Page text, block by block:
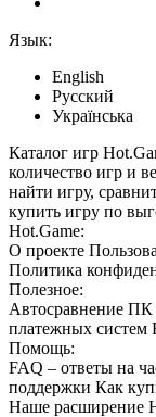
Язык:
English
Русский
Українська
Каталог игр
количество игр и
найти игру,
купить игру по
Hot.Game:
О проекте
Политика
Полезное:
Автосравнение ПК
платежных систем
Помощь:
FAQ – ответы на
поддержки Как
Наше расширение